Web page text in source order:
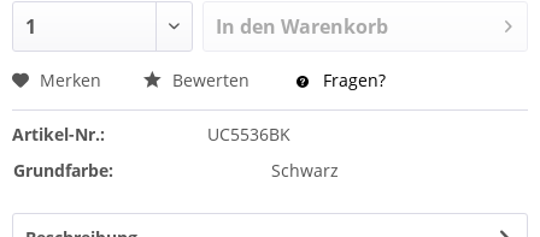
In den Warenkorb
Merken Bewerten Fragen?
Artikel-Nr.:
UC5536BK
Grundfarbe:
Schwarz